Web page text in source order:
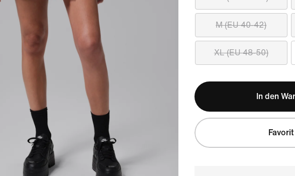
M (EU 40-42)
XL (EU 48-50)
In den
Favorit